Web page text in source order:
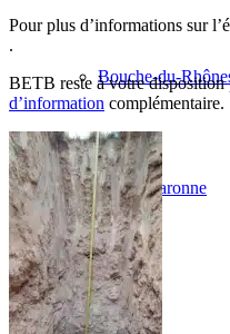
Bouche-du-
Haute-Garonne
Var
Pour plus d’informations sur
.
BETB reste à votre disposition
d’information complémentaire.